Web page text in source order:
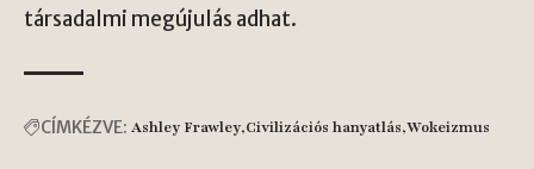
társadalmi megújulás adhat.
CÍMKÉZVE: Ashley Frawley Civilizációs hanyatlás Wokeizmus